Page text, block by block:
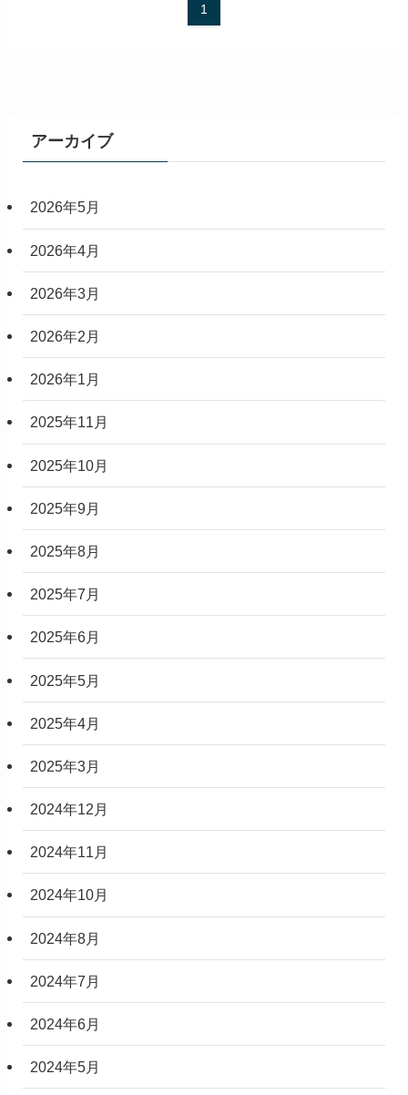
1
アーカイブ
2026年5月
2026年4月
2026年3月
2026年2月
2026年1月
2025年11月
2025年10月
2025年9月
2025年8月
2025年7月
2025年6月
2025年5月
2025年4月
2025年3月
2024年12月
2024年11月
2024年10月
2024年8月
2024年7月
2024年6月
2024年5月